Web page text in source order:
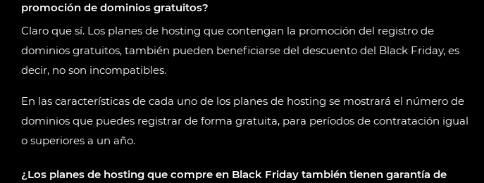
promoción de dominios gratuitos?
Claro que sí. Los planes de hosting que contengan la promoción del registro de
dominios gratuitos, también pueden beneficiarse del descuento del Black Friday, es
decir, no son incompatibles.
En las características de cada uno de los planes de hosting se mostrará el número de
dominios que puedes registrar de forma gratuita, para períodos de contratación igual
o superiores a un año.
¿Los planes de hosting que compre en Black Friday también tienen garantía de